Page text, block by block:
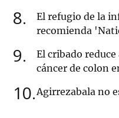
8
El refugio de la
recomienda
9
El cribado
cáncer de colon
10 Agirrezabala no